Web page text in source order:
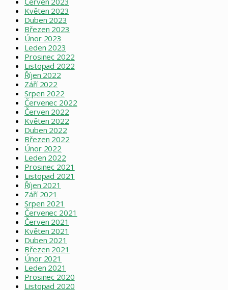
Květen 2023
Duben 2023
Březen 2023
Únor 2023
Leden 2023
Prosinec 2022
Listopad 2022
Říjen 2022
Září 2022
Srpen 2022
Červenec 2022
Červen 2022
Květen 2022
Duben 2022
Březen 2022
Únor 2022
Leden 2022
Prosinec 2021
Listopad 2021
Říjen 2021
Září 2021
Srpen 2021
Červenec 2021
Červen 2021
Květen 2021
Duben 2021
Březen 2021
Únor 2021
Leden 2021
Prosinec 2020
Listopad 2020